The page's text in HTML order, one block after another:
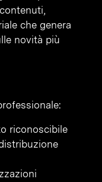
che genera
novità più
riconoscibile